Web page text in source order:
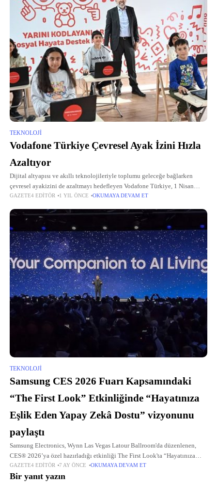
TEKNOLOJI
Vodafone Türkiye Çevresel Ayak İzini Hızla
Azaltıyor
Dijital altyapısı ve akıllı teknolojileriyle toplumu geleceğe bağlarken
çevresel ayakizini de azaltmayı hedefleyen Vodafone Türkiye, 1 Nisan
2023 – 31 Mart 2024 mali yılına ait Çevresel, Sosyal ve Yönetişim
GAZETE4 EDITÖR 1 YIL ÖNCE OKUMAYA DEVAM ET
TEKNOLOJI
Samsung CES 2026 Fuarı Kapsamındaki
“The First Look” Etkinliğinde “Hayatınıza
Eşlik Eden Yapay Zekâ Dostu” vizyonunu
paylaştı
Samsung Electronics, Wynn Las Vegas Latour Ballroom'da düzenlenen,
CES® 2026’ya özel hazırladığı etkinliği The First Look'ta “Hayatınıza
Eşlik Eden Yapay Zekâ Dostu” vizyonunu paylaştı.
GAZETE4 EDITÖR 7 AY ÖNCE OKUMAYA DEVAM ET
Bir yanıt yazın